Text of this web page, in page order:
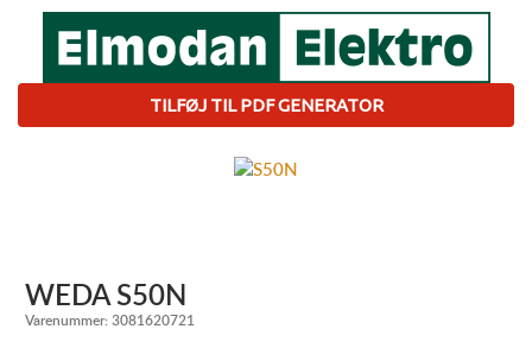
WEDA S50N
Varenummer:3081620721
TILFØJ TIL PDF GENERATOR